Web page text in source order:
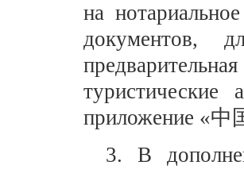
на
документов,
туристические
приложение «中
3. В